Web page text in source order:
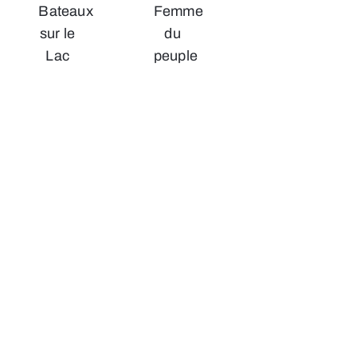
Bateaux
sur le
Lac
Femme
du
peuple